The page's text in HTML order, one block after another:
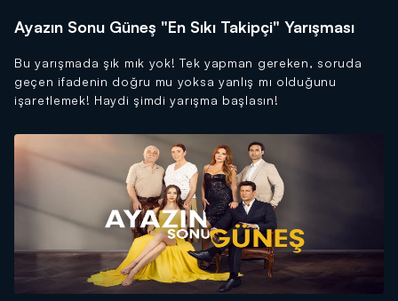
Ayazın Sonu Güneş "En Sıkı Takipçi" Yarışması
Bu yarışmada şık mık yok! Tek yapman gereken, soruda
geçen ifadenin doğru mu yoksa yanlış mı olduğunu
işaretlemek! Haydi şimdi yarışma başlasın!